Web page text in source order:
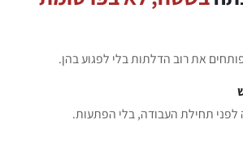
את רוב הדלתות בלי לפגוע בהן.
לפני תחילת העבודה, בלי הפתעות.